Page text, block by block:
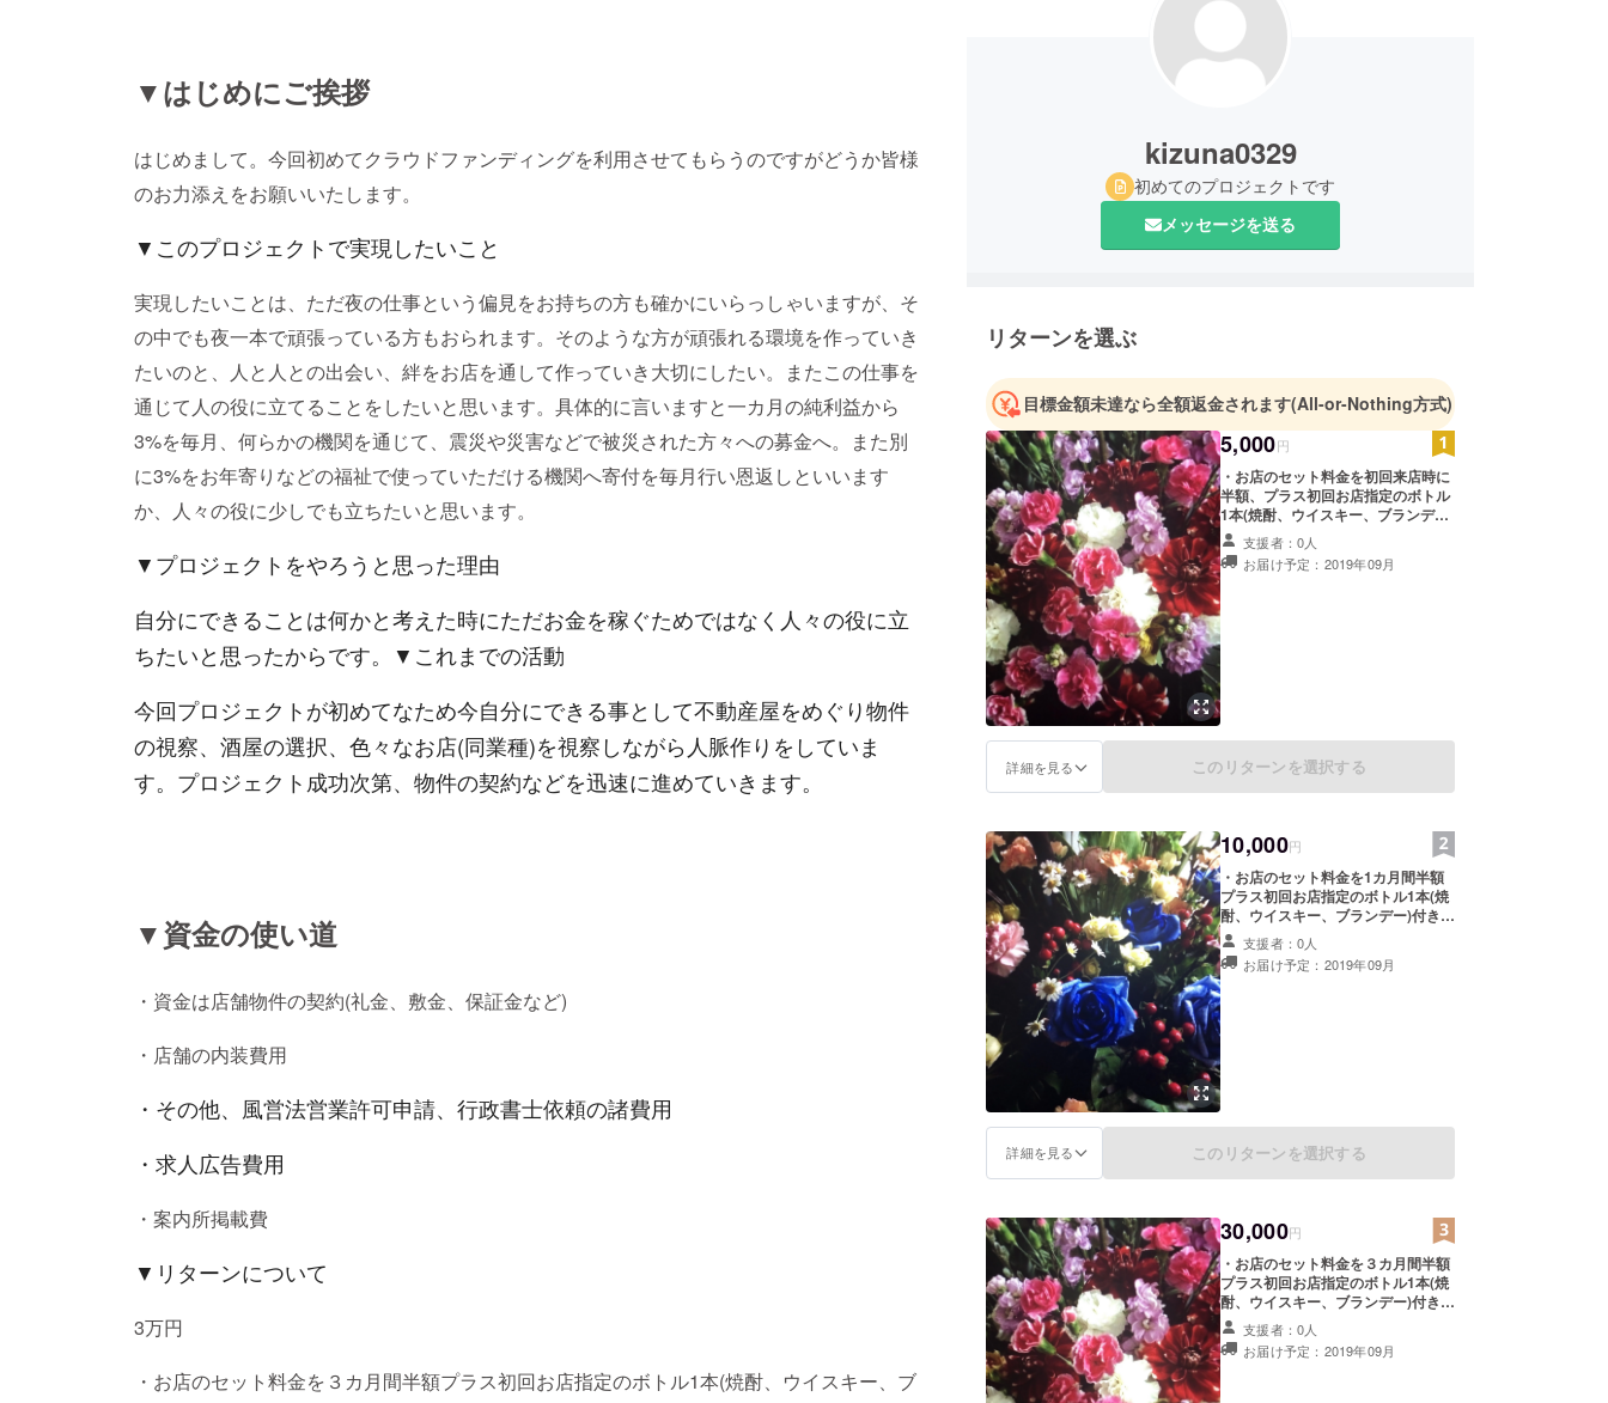
▼はじめにご挨拶
はじめまして。今回初めてクラウドファンディングを利用させてもらうのですがどうか皆様
のお力添えをお願いいたします。
▼このプロジェクトで実現したいこと
実現したいことは、ただ夜の仕事という偏見をお持ちの方も確かにいらっしゃいますが、そ
の中でも夜一本で頑張っている方もおられます。そのような方が頑張れる環境を作っていき
たいのと、人と人との出会い、絆をお店を通して作っていき大切にしたい。またこの仕事を
通じて人の役に立てることをしたいと思います。具体的に言いますと一カ月の純利益から
3%を毎月、何らかの機関を通じて、震災や災害などで被災された方々への募金へ。また別
に3%をお年寄りなどの福祉で使っていただける機関へ寄付を毎月行い恩返しといいます
か、人々の役に少しでも立ちたいと思います。
▼プロジェクトをやろうと思った理由
自分にできることは何かと考えた時にただお金を稼ぐためではなく人々の役に立
ちたいと思ったからです。 ▼これまでの活動
今回プロジェクトが初めてなため今自分にできる事として不動産屋をめぐり物件
の視察、酒屋の選択、色々なお店(同業種)を視察しながら人脈作りをしていま
す。プロジェクト成功次第、物件の契約などを迅速に進めていきます。
▼資金の使い道
・資金は店舗物件の契約(礼金、敷金、保証金など)
・店舗の内装費用
・その他、風営法営業許可申請、行政書士依頼の諸費用
・求人広告費用
・案内所掲載費
▼リターンについて
3万円
・お店のセット料金を３カ月間半額プラス初回お店指定のボトル1本(焼酎、ウイスキー、ブ
kizuna0329
初めてのプロジェクトです
メッセージを送る
リターンを選ぶ
目標金額未達なら全額返金されます(All-or-Nothing方式)
5,000円
・お店のセット料金を初回来店時に
半額、プラス初回お店指定のボトル
1本(焼酎、ウイスキー、ブランデー)
付きのご本人様限定メンバーカー
ド。 お礼のお手紙、粗品を贈呈。
支援者：0人
お届け予定：2019年09月
詳細を見る このリターンを選択する
10,000円
・お店のセット料金を1カ月間半額
プラス初回お店指定のボトル1本(焼
酎、ウイスキー、ブランデー)付きの
ご本人様限定メンバーカード。 お礼
のお手紙、粗品を贈呈。
支援者：0人
お届け予定：2019年09月
詳細を見る このリターンを選択する
30,000円
・お店のセット料金を３カ月間半額
プラス初回お店指定のボトル1本(焼
酎、ウイスキー、ブランデー)付きの
ご本人様限定メンバーカード。 お礼
のお手紙、粗品を贈呈。
支援者：0人
お届け予定：2019年09月